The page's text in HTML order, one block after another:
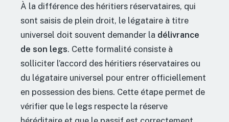
À la différence des héritiers réservataires, qui
sont saisis de plein droit, le légataire à titre
universel doit souvent demander la délivrance
de son legs. Cette formalité consiste à
solliciter l’accord des héritiers réservataires ou
du légataire universel pour entrer officiellement
en possession des biens. Cette étape permet de
vérifier que le legs respecte la réserve